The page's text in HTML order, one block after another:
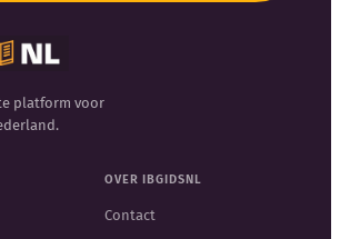
platform voor
OVER IBGIDSNL
Contact